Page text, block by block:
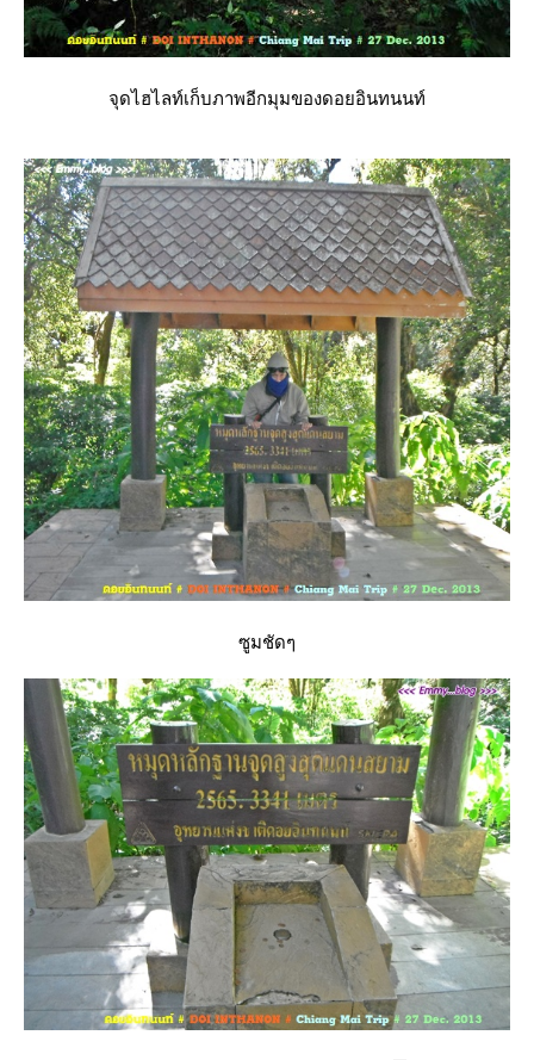
จุดไฮไลท์เก็บภาพอีกมุมของดอยอินทนนท์
ซูมชัดๆ